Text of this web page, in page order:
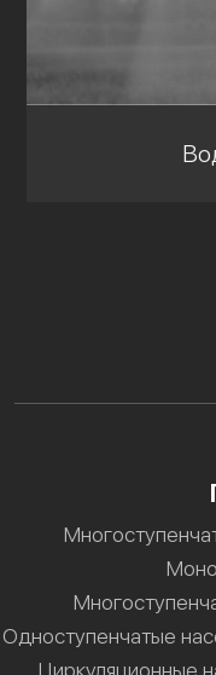
Одноступенчатые
Циркуляционные